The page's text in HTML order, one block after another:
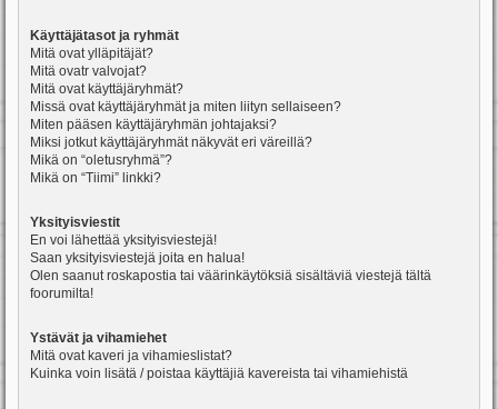
Käyttäjätasot ja ryhmät
Mitä ovat ylläpitäjät?
Mitä ovatr valvojat?
Mitä ovat käyttäjäryhmät?
Missä ovat käyttäjäryhmät ja miten liityn sellaiseen?
Miten pääsen käyttäjäryhmän johtajaksi?
Miksi jotkut käyttäjäryhmät näkyvät eri väreillä?
Mikä on “oletusryhmä”?
Mikä on “Tiimi” linkki?
Yksityisviestit
En voi lähettää yksityisviestejä!
Saan yksityisviestejä joita en halua!
Olen saanut roskapostia tai väärinkäytöksiä sisältäviä viestejä tältä
foorumilta!
Ystävät ja vihamiehet
Mitä ovat kaveri ja vihamieslistat?
Kuinka voin lisätä / poistaa käyttäjiä kavereista tai vihamiehistä